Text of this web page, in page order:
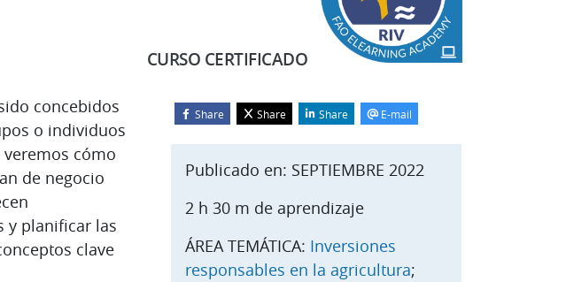
CURSO CERTIFICADO
concebidos
o individuos
cómo
de negocio
y planificar las
clave
Share Share Share E-mail
Bloques
Salta Iniciar el curso
Publicado en: SEPTIEMBRE 2022
2 h 30 m de aprendizaje
ÁREA TEMÁTICA: Inversiones
responsables en la agricultura;